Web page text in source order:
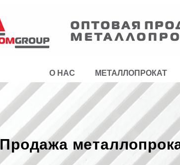
О НАС МЕТАЛЛОПРОКАТ
Продажа